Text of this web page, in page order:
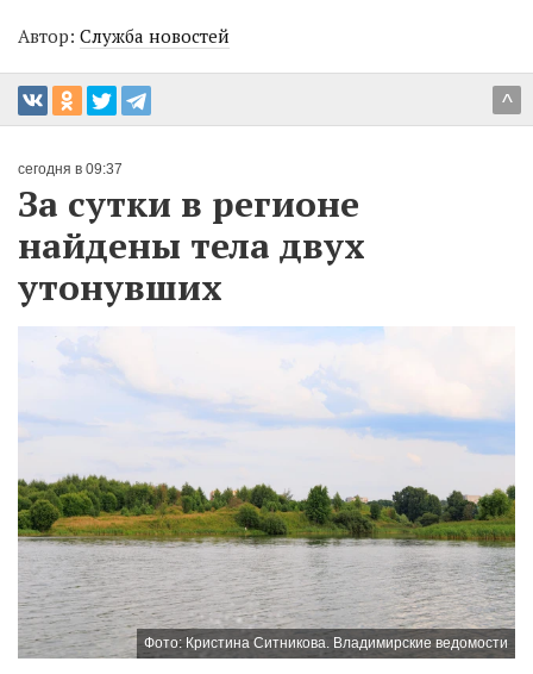
Автор: Служба новостей
^
сегодня в 09:37
За сутки в регионе
найдены тела двух
утонувших
Фото: Кристина Ситникова. Владимирские ведомости